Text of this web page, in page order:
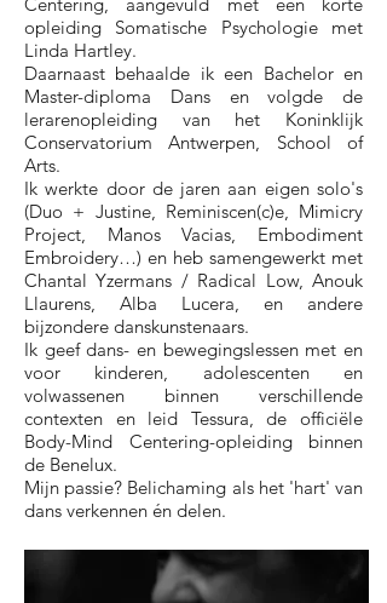
opleiding Somatische Psychologie met
Linda Hartley.
Daarnaast behaalde ik een Bachelor en
Master-diploma Dans en volgde de
lerarenopleiding van het Koninklijk
Conservatorium Antwerpen, School of
Arts.
Ik werkte door de jaren aan eigen solo's
(Duo + Justine, Reminiscen(c)e, Mimicry
Project, Manos Vacias, Embodiment
Embroidery…) en heb samengewerkt met
Chantal Yzermans / Radical Low, Anouk
Llaurens, Alba Lucera, en andere
bijzondere danskunstenaars.
Ik geef dans- en bewegingslessen met en
voor kinderen, adolescenten en
volwassenen binnen verschillende
contexten en leid Tessura, de officiële
Body-Mind Centering-opleiding binnen
de Benelux.
Mijn passie? Belichaming als het 'hart' van
dans verkennen én delen.